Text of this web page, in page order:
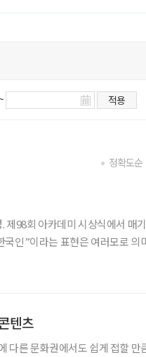
적용
정확도순
제98회 아카데미 시상식에서 매
국인”이라는 표현은 여러모로 의
텐츠
다른 문화권에서도 쉽게 접할 만